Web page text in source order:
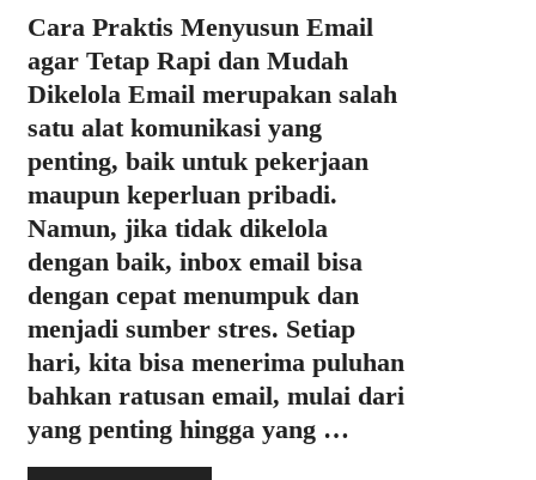
Cara Praktis Menyusun Email
agar Tetap Rapi dan Mudah
Dikelola Email merupakan salah
satu alat komunikasi yang
penting, baik untuk pekerjaan
maupun keperluan pribadi.
Namun, jika tidak dikelola
dengan baik, inbox email bisa
dengan cepat menumpuk dan
menjadi sumber stres. Setiap
hari, kita bisa menerima puluhan
bahkan ratusan email, mulai dari
yang penting hingga yang …